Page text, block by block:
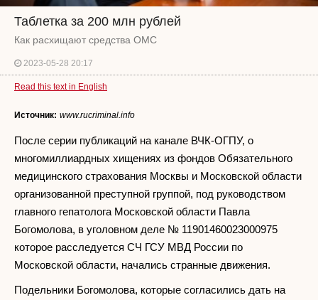
Таблетка за 200 млн рублей
Как расхищают средства ОМС
2023-05-28 20:17
Read this text in English
Источник: www.rucriminal.info
После серии публикаций на канале ВЧК-ОГПУ, о
многомиллиардных хищениях из фондов Обязательного
медицинского страхования Москвы и Московской области
организованной преступной группой, под руководством
главного гепатолога Московской области Павла
Богомолова, в уголовном деле № 11901460023000975
которое расследуется СЧ ГСУ МВД России по
Московской области, начались странные движения.
Подельники Богомолова, которые согласились дать на